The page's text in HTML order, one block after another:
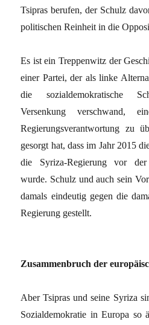
Tsipras berufen, der Schulz
politischen Reinheit in die
Es ist ein Treppenwitz der
einer Partei, der als linke
die sozialdemokratische
Versenkung verschwand,
Regierungsverantwortung zu
gesorgt hat, dass im Jahr 2015
die Syriza-Regierung vor der
wurde. Schulz und auch sein
damals eindeutig gegen die
Regierung gestellt.
Zusammenbruch der
Aber Tsipras und seine Syriza
Sozialdemokratie in Europa so